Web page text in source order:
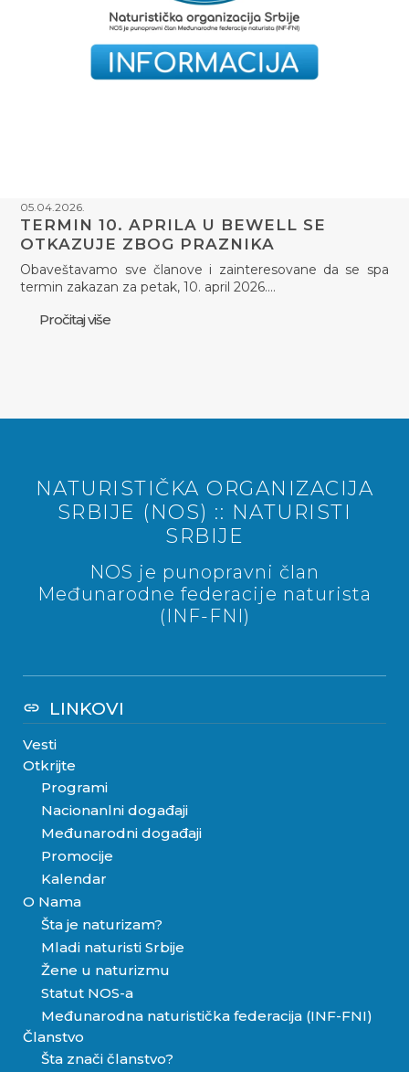
05.04.2026.
TERMIN 10. APRILA U BEWELL SE
OTKAZUJE ZBOG PRAZNIKA
Obaveštavamo sve članove i zainteresovane da se spa
termin zakazan za petak, 10. april 2026.…
Pročitaj više
NATURISTIČKA ORGANIZACIJA
SRBIJE (NOS) :: NATURISTI
SRBIJE
NOS je punopravni član
Međunarodne federacije naturista
(INF-FNI)
link LINKOVI
Vesti
Otkrijte
Programi
Nacionanlni događaji
Međunarodni događaji
Promocije
Kalendar
O Nama
Šta je naturizam?
Mladi naturisti Srbije
Žene u naturizmu
Statut NOS-a
Međunarodna naturistička federacija (INF-FNI)
Članstvo
Šta znači članstvo?